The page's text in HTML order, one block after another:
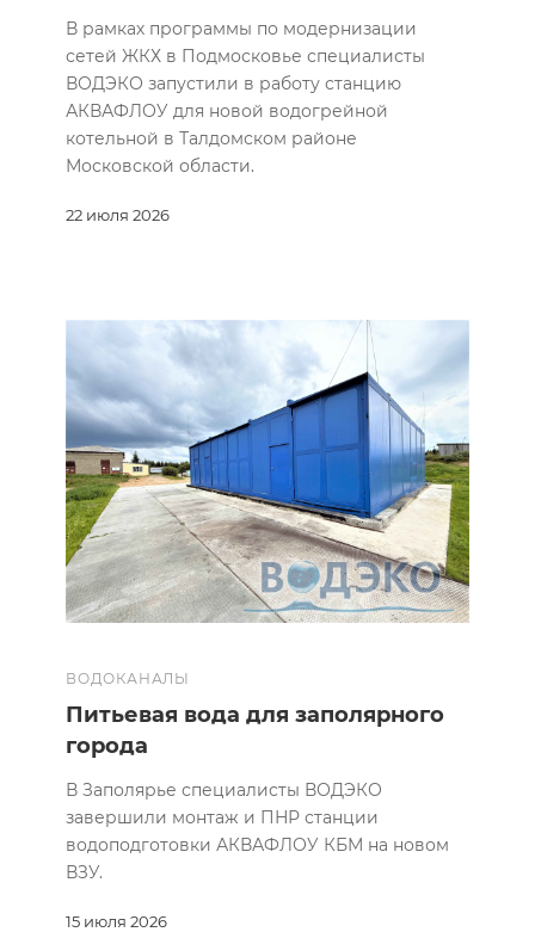
22 июля 2026
В рамках программы по модернизации
сетей ЖКХ в Подмосковье специалисты
ВОДЭКО запустили в работу станцию
АКВАФЛОУ для новой водогрейной
котельной в Талдомском районе
Московской области.
ВОДОКАНАЛЫ
15 июля 2026
Питьевая вода для заполярного
города
В Заполярье специалисты ВОДЭКО
завершили монтаж и ПНР станции
водоподготовки АКВАФЛОУ КБМ на новом
ВЗУ.